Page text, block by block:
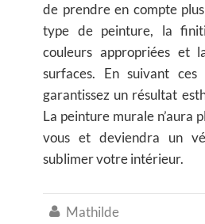
de prendre en compte
type de peinture, la
couleurs appropriées et
surfaces. En suivant ces
garantissez un résultat
La peinture murale n’aura
vous et deviendra un
sublimer votre intérieur.
 Mathilde